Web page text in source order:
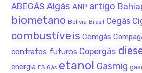
ABEGÁS Algás ANP artigo
biometano Bolívia Brasil Cegás
combustíveis Comgás
contratos futuros Copergás
energia ES Gás etanol Gasmig